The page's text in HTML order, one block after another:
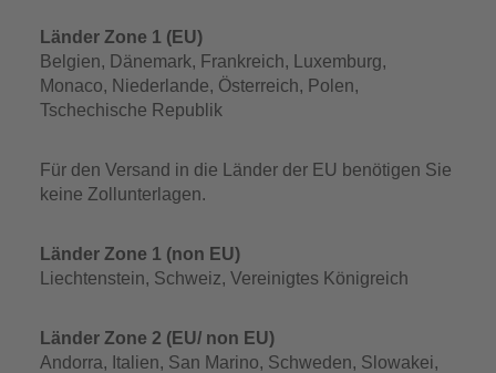
Länder Zone 1 (EU)
Belgien, Dänemark, Frankreich, Luxemburg,
Monaco, Niederlande, Österreich, Polen,
Tschechische Republik
Für den Versand in die Länder der EU benötigen Sie
keine Zollunterlagen.
Länder Zone 1 (non EU)
Liechtenstein, Schweiz, Vereinigtes Königreich
Länder Zone 2 (EU/ non EU)
Andorra, Italien, San Marino, Schweden, Slowakei,